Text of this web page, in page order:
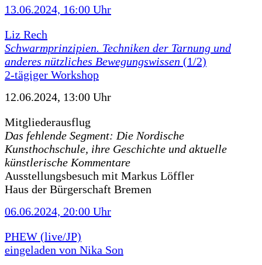
13.06.2024, 16:00 Uhr
Liz Rech
Schwarmprinzipien. Techniken der Tarnung und
anderes nützliches Bewegungswissen (1/2)
2-tägiger Workshop
12.06.2024, 13:00 Uhr
Mitgliederausflug
Das fehlende Segment: Die Nordische
Kunsthochschule, ihre Geschichte und aktuelle
künstlerische Kommentare
Ausstellungsbesuch mit Markus Löffler
Haus der Bürgerschaft Bremen
06.06.2024, 20:00 Uhr
PHEW (live/JP)
eingeladen von Nika Son